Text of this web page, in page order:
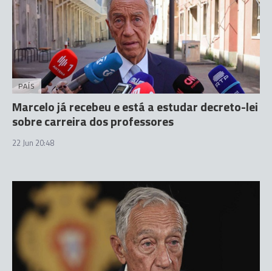
PAÍS
Marcelo já recebeu e está a estudar decreto-lei
sobre carreira dos professores
22 Jun 20:48